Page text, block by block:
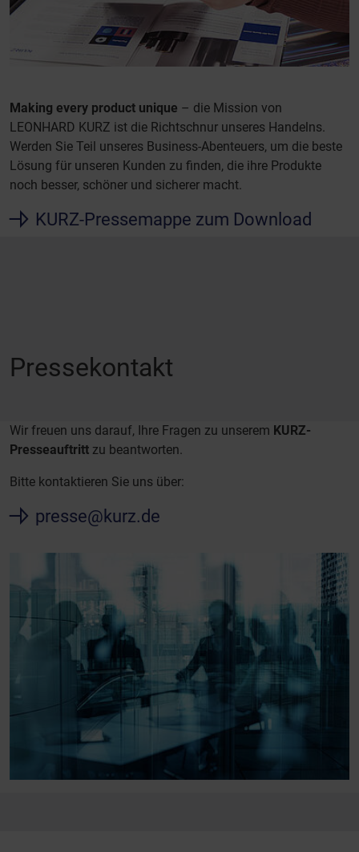
Making every product unique – die Mission von
LEONHARD KURZ ist die Richtschnur unseres Handelns.
Werden Sie Teil unseres Business-Abenteuers, um die beste
Lösung für unseren Kunden zu finden, die ihre Produkte
noch besser, schöner und sicherer macht.
KURZ-Pressemappe zum Download
Pressekontakt
Wir freuen uns darauf, Ihre Fragen zu unserem KURZ-
Presseauftritt zu beantworten.
Bitte kontaktieren Sie uns über:
presse@kurz.de